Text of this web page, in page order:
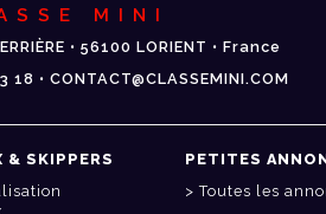
MINI
• 56100 LORIENT • France
• CONTACT@CLASSEMINI.COM
& SKIPPERS
PETITES
Toutes les